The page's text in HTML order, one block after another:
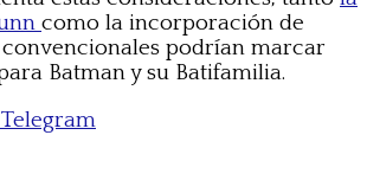
como la incorporación de
podrían marcar
Batman y su Batifamilia.